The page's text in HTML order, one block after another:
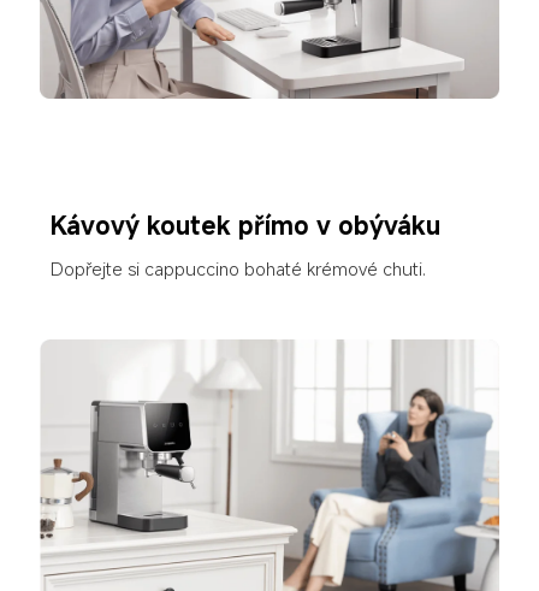
Kávový koutek přímo v obýváku
Dopřejte si cappuccino bohaté krémové chuti.